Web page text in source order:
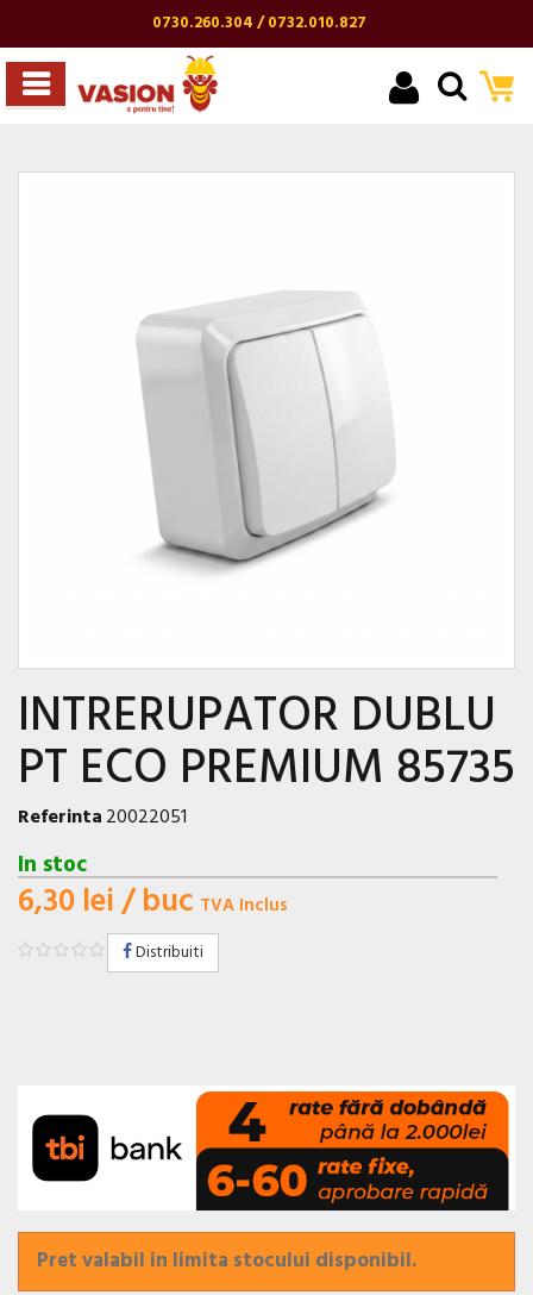
0730.260.304 / 0732.010.827
INTRERUPATOR DUBLU
PT ECO PREMIUM 85735
Referinta20022051
In stoc
6,30 lei/ buc TVA Inclus
Distribuiti
Pret valabil in limita stocului disponibil.